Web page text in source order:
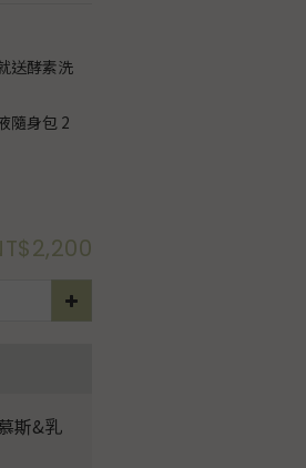
送酵素洗
隨身包 2
斯&乳